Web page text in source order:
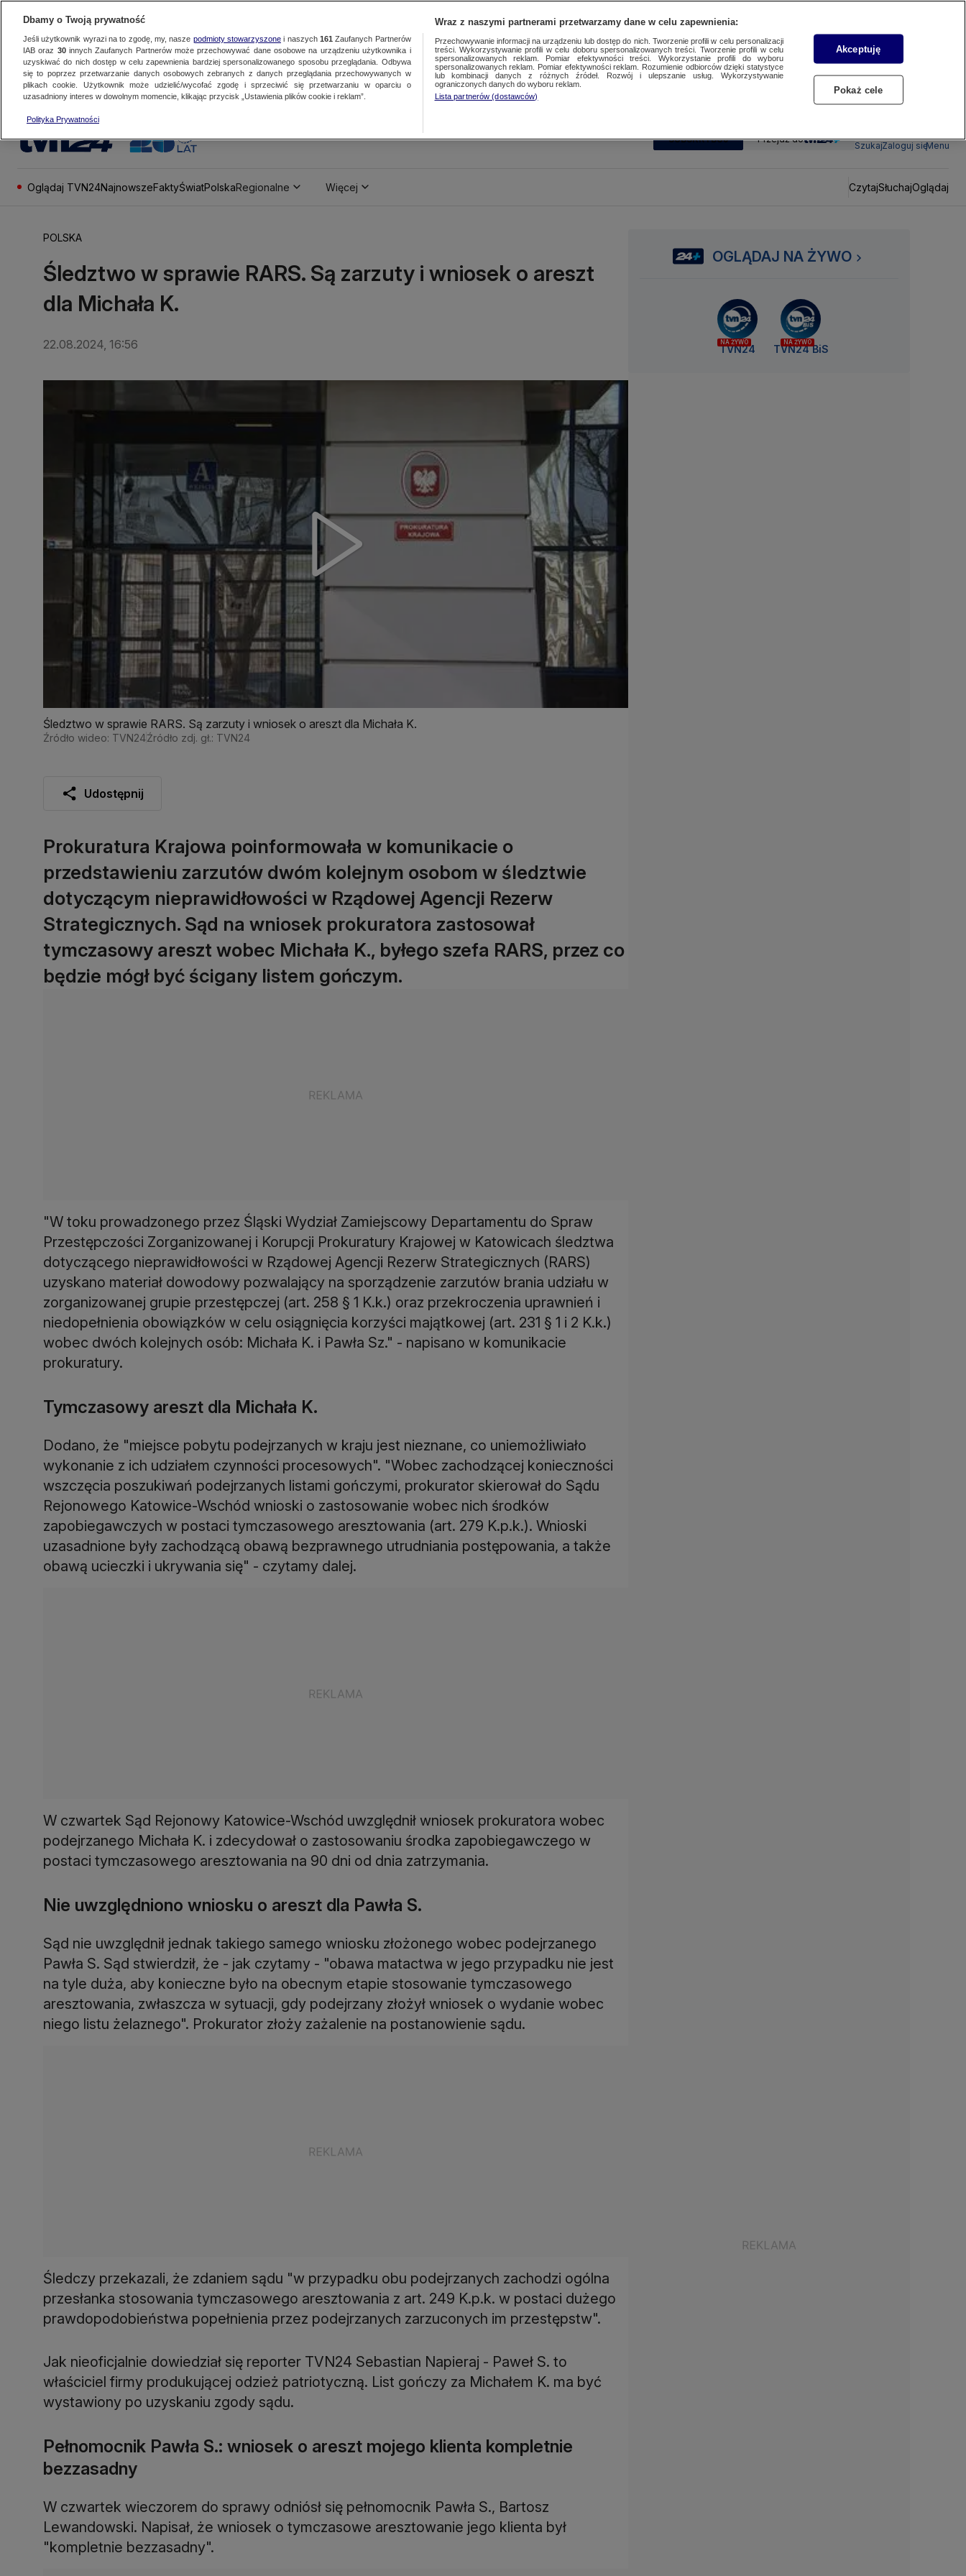
SUBSKRYBUJ Przejdź do
SzukajZaloguj sięMenu
Oglądaj TVN24NajnowszeFaktyŚwiatPolskaRegionalne Więcej CzytajSłuchajOglądaj
POLSKA
Śledztwo w sprawie RARS. Są zarzuty i wniosek o areszt
dla Michała K.
22.08.2024, 16:56
Śledztwo w sprawie RARS. Są zarzuty i wniosek o areszt dla Michała K.
Źródło wideo: TVN24Źródło zdj. gł.: TVN24
Udostępnij
Prokuratura Krajowa poinformowała w komunikacie o
przedstawieniu zarzutów dwóm kolejnym osobom w śledztwie
dotyczącym nieprawidłowości w Rządowej Agencji Rezerw
Strategicznych. Sąd na wniosek prokuratora zastosował
tymczasowy areszt wobec Michała K., byłego szefa RARS, przez co
będzie mógł być ścigany listem gończym.
"W toku prowadzonego przez Śląski Wydział Zamiejscowy Departamentu do Spraw
Przestępczości Zorganizowanej i Korupcji Prokuratury Krajowej w Katowicach śledztwa
dotyczącego nieprawidłowości w Rządowej Agencji Rezerw Strategicznych (RARS)
uzyskano materiał dowodowy pozwalający na sporządzenie zarzutów brania udziału w
zorganizowanej grupie przestępczej (art. 258 § 1 K.k.) oraz przekroczenia uprawnień i
niedopełnienia obowiązków w celu osiągnięcia korzyści majątkowej (art. 231 § 1 i 2 K.k.)
wobec dwóch kolejnych osób: Michała K. i Pawła Sz." - napisano w komunikacie
prokuratury.
Tymczasowy areszt dla Michała K.
Dodano, że "miejsce pobytu podejrzanych w kraju jest nieznane, co uniemożliwiało
wykonanie z ich udziałem czynności procesowych". "Wobec zachodzącej konieczności
wszczęcia poszukiwań podejrzanych listami gończymi, prokurator skierował do Sądu
Rejonowego Katowice-Wschód wnioski o zastosowanie wobec nich środków
zapobiegawczych w postaci tymczasowego aresztowania (art. 279 K.p.k.). Wnioski
uzasadnione były zachodzącą obawą bezprawnego utrudniania postępowania, a także
obawą ucieczki i ukrywania się" - czytamy dalej.
W czwartek Sąd Rejonowy Katowice-Wschód uwzględnił wniosek prokuratora wobec
podejrzanego Michała K. i zdecydował o zastosowaniu środka zapobiegawczego w
postaci tymczasowego aresztowania na 90 dni od dnia zatrzymania.
Nie uwzględniono wniosku o areszt dla Pawła S.
Sąd nie uwzględnił jednak takiego samego wniosku złożonego wobec podejrzanego
Pawła S. Sąd stwierdził, że - jak czytamy - "obawa matactwa w jego przypadku nie jest
na tyle duża, aby konieczne było na obecnym etapie stosowanie tymczasowego
aresztowania, zwłaszcza w sytuacji, gdy podejrzany złożył wniosek o wydanie wobec
niego listu żelaznego". Prokurator złoży zażalenie na postanowienie sądu.
Śledczy przekazali, że zdaniem sądu "w przypadku obu podejrzanych zachodzi ogólna
przesłanka stosowania tymczasowego aresztowania z art. 249 K.p.k. w postaci dużego
prawdopodobieństwa popełnienia przez podejrzanych zarzuconych im przestępstw".
Jak nieoficjalnie dowiedział się reporter TVN24 Sebastian Napieraj - Paweł S. to
właściciel firmy produkującej odzież patriotyczną. List gończy za Michałem K. ma być
wystawiony po uzyskaniu zgody sądu.
Pełnomocnik Pawła S.: wniosek o areszt mojego klienta kompletnie
bezzasadny
W czwartek wieczorem do sprawy odniósł się pełnomocnik Pawła S., Bartosz
Lewandowski. Napisał, że wniosek o tymczasowe aresztowanie jego klienta był
"kompletnie bezzasadny".
OGLĄDAJ NA ŻYWO
NA ŻYWO
TVN24
NA ŻYWO
TVN24 BiS
Dbamy o Twoją prywatność
Jeśli użytkownik wyrazi na to zgodę, my, nasze podmioty stowarzyszonei naszych 161 Zaufanych Partnerów
IAB oraz 30innych Zaufanych Partnerów może przechowywać dane osobowe na urządzeniu użytkownika i
uzyskiwać do nich dostęp w celu zapewnienia bardziej spersonalizowanego sposobu przeglądania. Odbywa
się to poprzez przetwarzanie danych osobowych zebranych z danych przeglądania przechowywanych w
plikach cookie. Użytkownik może udzielić/wycofać zgodę i sprzeciwić się przetwarzaniu w oparciu o
uzasadniony interes w dowolnym momencie, klikając przycisk „Ustawienia plików cookie i reklam”.
Polityka Prywatności
Wraz z naszymi partnerami przetwarzamy dane w celu zapewnienia:
Przechowywanie informacji na urządzeniu lub dostęp do nich. Tworzenie profili w celu personalizacji
treści. Wykorzystywanie profili w celu doboru spersonalizowanych treści. Tworzenie profili w celu
spersonalizowanych reklam. Pomiar efektywności treści. Wykorzystanie profili do wyboru
spersonalizowanych reklam. Pomiar efektywności reklam. Rozumienie odbiorców dzięki statystyce
lub kombinacji danych z różnych źródeł. Rozwój i ulepszanie usług. Wykorzystywanie
ograniczonych danych do wyboru reklam.
Lista partnerów (dostawców)
Akceptuję
Pokaż cele